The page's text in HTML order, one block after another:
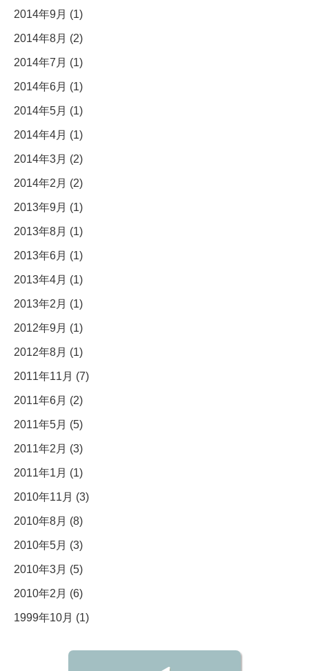
2014年9月 (1)
2014年8月 (2)
2014年7月 (1)
2014年6月 (1)
2014年5月 (1)
2014年4月 (1)
2014年3月 (2)
2014年2月 (2)
2013年9月 (1)
2013年8月 (1)
2013年6月 (1)
2013年4月 (1)
2013年2月 (1)
2012年9月 (1)
2012年8月 (1)
2011年11月 (7)
2011年6月 (2)
2011年5月 (5)
2011年2月 (3)
2011年1月 (1)
2010年11月 (3)
2010年8月 (8)
2010年5月 (3)
2010年3月 (5)
2010年2月 (6)
1999年10月 (1)